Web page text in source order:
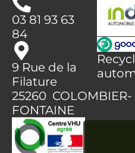
03 81 93 63
84
9 Rue de la
Filature
25260 COLOMBIER-
FONTAINE